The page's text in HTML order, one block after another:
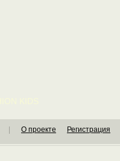
О проекте Регистрация